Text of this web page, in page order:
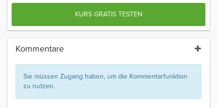
KURS GRATIS TESTEN
Kommentare
Sie müssen Zugang haben, um die Kommentarfunktion
zu nutzen.